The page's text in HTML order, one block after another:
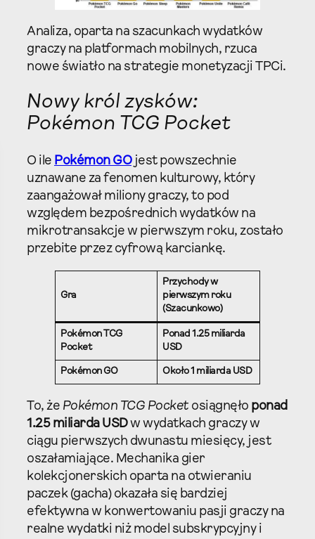
Analiza, oparta na szacunkach wydatków
graczy na platformach mobilnych, rzuca
nowe światło na strategie monetyzacji TPCi.
Nowy król zysków:
Pokémon TCG Pocket
O ile Pokémon GOjest powszechnie
uznawane za fenomen kulturowy, który
zaangażował miliony graczy, to pod
względem bezpośrednich wydatków na
mikrotransakcje w pierwszym roku, zostało
przebite przez cyfrową karciankę.
Gra
Przychody w
pierwszym roku
(Szacunkowo)
Pokémon TCG
Pocket
Ponad 1.25 miliarda
USD
Pokémon GO Około 1 miliarda USD
To, że Pokémon TCG Pocket osiągnęło ponad
1.25 miliarda USDw wydatkach graczy w
ciągu pierwszych dwunastu miesięcy, jest
oszałamiające. Mechanika gier
kolekcjonerskich oparta na otwieraniu
paczek (gacha) okazała się bardziej
efektywna w konwertowaniu pasji graczy na
realne wydatki niż model subskrypcyjny i